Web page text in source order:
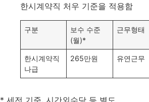
한시계약직 처우 기준을 적용함
구분
보수 수준
(월)*
근무형태
한시계약직
나급
265만원 유연근무
* 세전 기준. 시간외수당 등 별도